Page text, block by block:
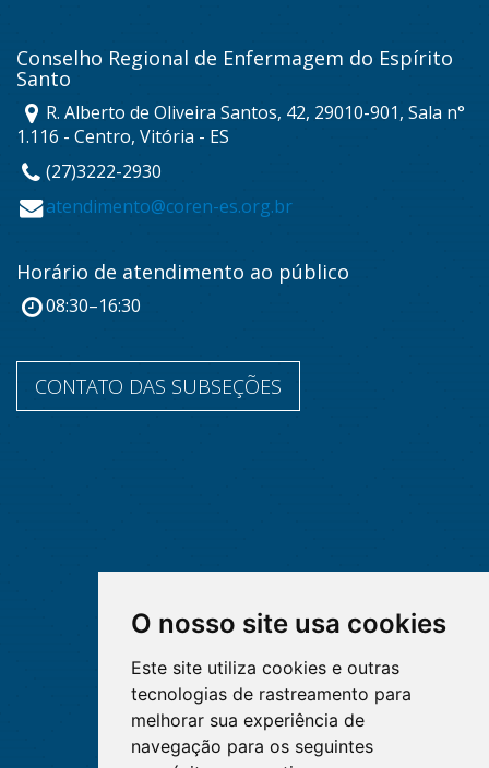
O nosso site usa cookies
Este site utiliza cookies e outras
tecnologias de rastreamento para
melhorar sua experiência de
navegação para os seguintes
Conselho Regional de Enfermagem do Espírito
Santo
R. Alberto de Oliveira Santos, 42, 29010-901, Sala n°
1.116 - Centro, Vitória - ES
(27)3222-2930
atendimento@coren-es.org.br
Horário de atendimento ao público
08:30–16:30
CONTATO DAS SUBSEÇÕES